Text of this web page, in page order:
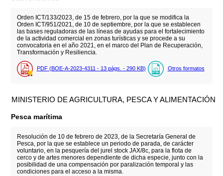
Orden ICT/133/2023, de 15 de febrero, por la que se modifica la
Orden ICT/951/2021, de 10 de septiembre, por la que se establecen
las bases reguladoras de las líneas de ayudas para el fortalecimiento
de la actividad comercial en zonas turísticas y se procede a su
convocatoria en el año 2021, en el marco del Plan de Recuperación,
Transformación y Resiliencia.
PDF (BOE-A-2023-4311 - 13 págs. - 290 KB) Otros formatos
MINISTERIO DE AGRICULTURA, PESCA Y ALIMENTACIÓN
Pesca marítima
Resolución de 10 de febrero de 2023, de la Secretaría General de
Pesca, por la que se establece un periodo de parada, de carácter
voluntario, en la pesquería del jurel stock JAX/8c, para la flota de
cerco y de artes menores dependiente de dicha especie, junto con la
posibilidad de una compensación por paralización temporal y las
condiciones para el acceso a la misma.